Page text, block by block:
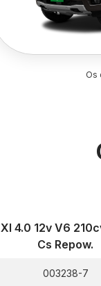
Os
Xl 4.0 12v V6
Cs Repow.
003238-7